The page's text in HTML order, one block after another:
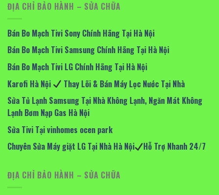
ĐỊA CHỈ BẢO HÀNH – SỬA CHỮA
Bán Bo Mạch Tivi Sony Chính Hãng Tại Hà Nội
Bán Bo Mạch Tivi Samsung Chính Hãng Tại Hà Nội
Bán Bo Mạch Tivi LG Chính Hãng Tại Hà Nội
Karofi Hà Nội
Thay Lõi & Bán Máy Lọc Nước Tại Nhà
Sửa Tủ Lạnh Samsung Tại Nhà Không Lạnh, Ngăn Mát Không
Lạnh Bơm Nạp Gas Hà Nội
Sửa Tivi Tại vinhomes ocen park
Chuyên Sửa Máy giặt LG Tại Nhà Hà Nội
Hỗ Trợ Nhanh 24/7
ĐỊA CHỈ BẢO HÀNH – SỬA CHỮA